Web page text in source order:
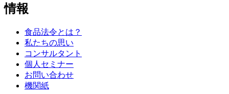
情報
食品法令とは？
私たちの思い
コンサルタント
個人セミナー
お問い合わせ
機関紙